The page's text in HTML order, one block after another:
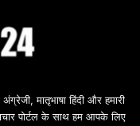
मातृभाषा हिंदी और हमारी
पोर्टल के साथ हम आपके लिए